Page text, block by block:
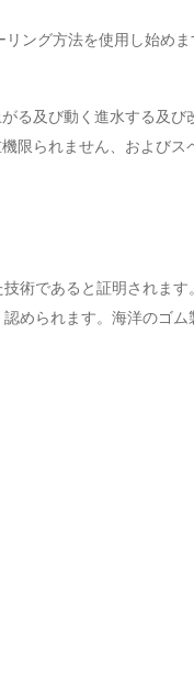
ング方法を使用し始め
る及び動く進水する及
限られません、およびス
術であると証明されま
められます。海洋のゴ